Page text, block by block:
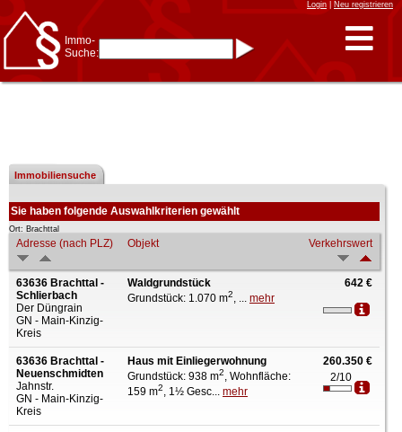
Login| Neu registrieren
Immo-
Suche:
Kombinieren
z.B.: 15 Frankfurt
Frankfurt/Oder
am Main
Immobiliensuche
nach Kreis
nach Amtsgericht
3 Treffer
Immobiliensuche
Sie haben folgende Auswahlkriterien gewählt
Ort: Brachttal
Adresse (nach PLZ) Objekt Verkehrswert
63636 Brachttal -
Schlierbach
Der Düngrain
GN - Main-Kinzig-
Kreis
Waldgrundstück
Grundstück: 1.070 m2, ... mehr
642 €
63636 Brachttal -
Neuenschmidten
Jahnstr.
GN - Main-Kinzig-
Kreis
Haus mit Einliegerwohnung
Grundstück: 938 m2, Wohnfläche:
159 m2, 1½ Gesc... mehr
260.350 €
2/10